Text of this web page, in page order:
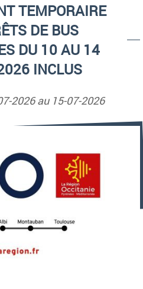
TEMPORAIRE
DE BUS
DU 10 AU 14
INCLUS
2026 au 15-07-2026